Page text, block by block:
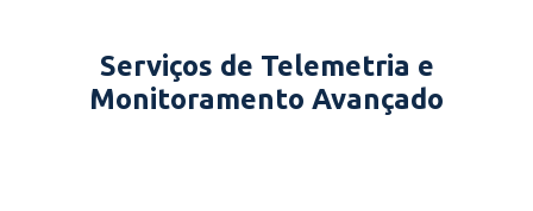
Serviços de Telemetria e
Monitoramento Avançado